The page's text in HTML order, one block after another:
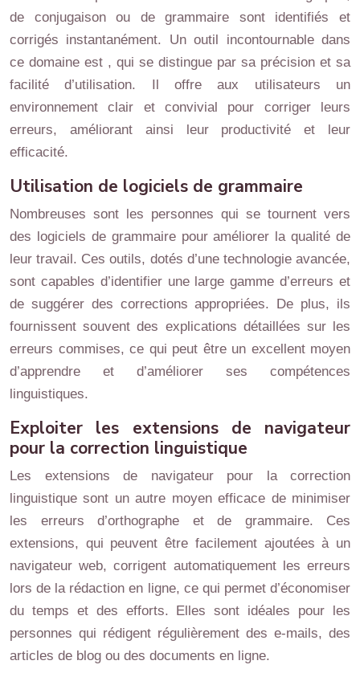
de conjugaison ou de grammaire sont identifiés et
corrigés instantanément. Un outil incontournable dans
ce domaine est , qui se distingue par sa précision et sa
facilité d’utilisation. Il offre aux utilisateurs un
environnement clair et convivial pour corriger leurs
erreurs, améliorant ainsi leur productivité et leur
efficacité.
Utilisation de logiciels de grammaire
Nombreuses sont les personnes qui se tournent vers
des logiciels de grammaire pour améliorer la qualité de
leur travail. Ces outils, dotés d’une technologie avancée,
sont capables d’identifier une large gamme d’erreurs et
de suggérer des corrections appropriées. De plus, ils
fournissent souvent des explications détaillées sur les
erreurs commises, ce qui peut être un excellent moyen
d’apprendre et d’améliorer ses compétences
linguistiques.
Exploiter les extensions de navigateur
pour la correction linguistique
Les extensions de navigateur pour la correction
linguistique sont un autre moyen efficace de minimiser
les erreurs d’orthographe et de grammaire. Ces
extensions, qui peuvent être facilement ajoutées à un
navigateur web, corrigent automatiquement les erreurs
lors de la rédaction en ligne, ce qui permet d’économiser
du temps et des efforts. Elles sont idéales pour les
personnes qui rédigent régulièrement des e-mails, des
articles de blog ou des documents en ligne.